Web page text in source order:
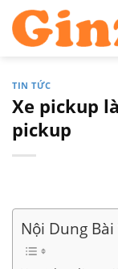
Skip
content
TIN TỨC
Xe pickup
pickup
Nội Dung